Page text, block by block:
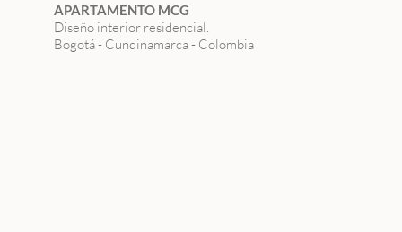
APARTAMENTO MCG
Diseño interior residencial.
Bogotá - Cundinamarca - Colombia